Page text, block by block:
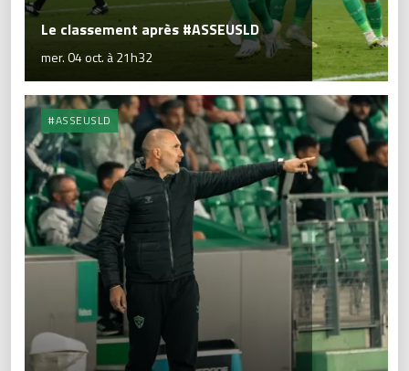
Le classement après #ASSEUSLD
mer. 04 oct. à 21h32
#ASSEUSLD